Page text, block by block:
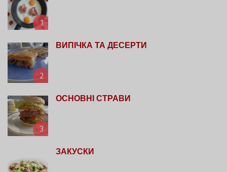
1
2
ВИПІЧКА ТА ДЕСЕРТИ
3
ОСНОВНІ СТРАВИ
ЗАКУСКИ